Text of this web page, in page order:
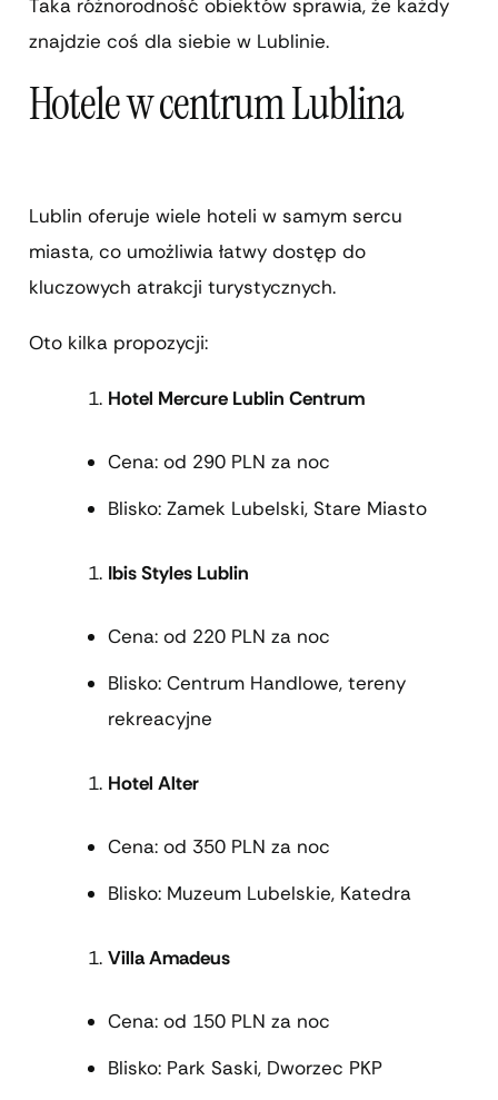
Taka różnorodność obiektów sprawia, że każdy
znajdzie coś dla siebie w Lublinie.
Hotele w centrum Lublina
Lublin oferuje wiele hoteli w samym sercu
miasta, co umożliwia łatwy dostęp do
kluczowych atrakcji turystycznych.
Oto kilka propozycji:
Hotel Mercure Lublin Centrum
Cena: od 290 PLN za noc
Blisko: Zamek Lubelski, Stare Miasto
Ibis Styles Lublin
Cena: od 220 PLN za noc
Blisko: Centrum Handlowe, tereny
rekreacyjne
Hotel Alter
Cena: od 350 PLN za noc
Blisko: Muzeum Lubelskie, Katedra
Villa Amadeus
Cena: od 150 PLN za noc
Blisko: Park Saski, Dworzec PKP